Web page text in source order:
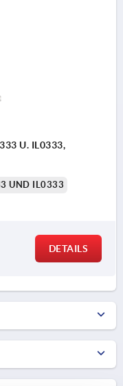
U. IL0333,
UND IL0333
DETAILS